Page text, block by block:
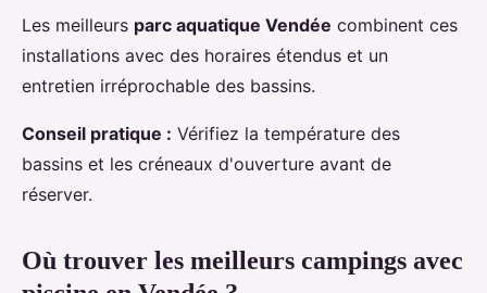
Les meilleurs parc aquatique Vendée combinent ces
installations avec des horaires étendus et un
entretien irréprochable des bassins.
Conseil pratique : Vérifiez la température des
bassins et les créneaux d'ouverture avant de
réserver.
Où trouver les meilleurs campings avec